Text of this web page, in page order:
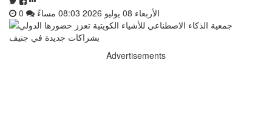
الأربعاء 08 يوليو 2026 08:03 مساءً
Advertisements